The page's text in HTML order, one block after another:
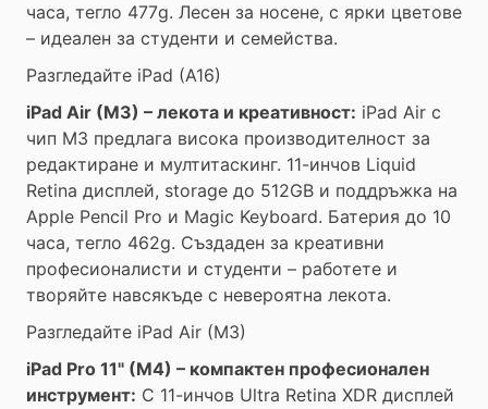
часа, тегло 477g. Лесен за носене, с ярки цветове
– идеален за студенти и семейства.
Разгледайте iPad (A16)
iPad Air (M3) – лекота и креативност: iPad Air с
чип M3 предлага висока производителност за
редактиране и мултитаскинг. 11-инчов Liquid
Retina дисплей, storage до 512GB и поддръжка на
Apple Pencil Pro и Magic Keyboard. Батерия до 10
часа, тегло 462g. Създаден за креативни
професионалисти и студенти – работете и
творяйте навсякъде с невероятна лекота.
Разгледайте iPad Air (M3)
iPad Pro 11" (M4) – компактен професионален
инструмент: С 11-инчов Ultra Retina XDR дисплей